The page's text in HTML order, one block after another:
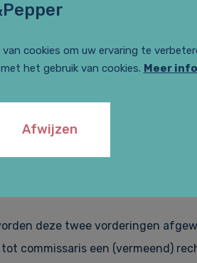
ingesteld bij de rechtbank. Van
aandeelhoudersvergadering
benoemen, hetgeen Euretco niet
commissariaatinkomsten;
deze twee vorderingen
commissaris een (vermeend)
cookies om uw ervaring te
het gebruik van cookies. Meer
Afwijzen